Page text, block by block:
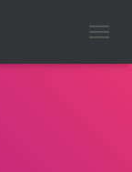
toggle